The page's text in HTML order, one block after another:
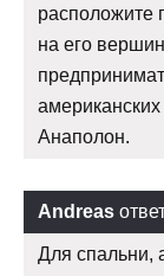
расположите
на его
Анаполон.
Andreas
Для спальни,